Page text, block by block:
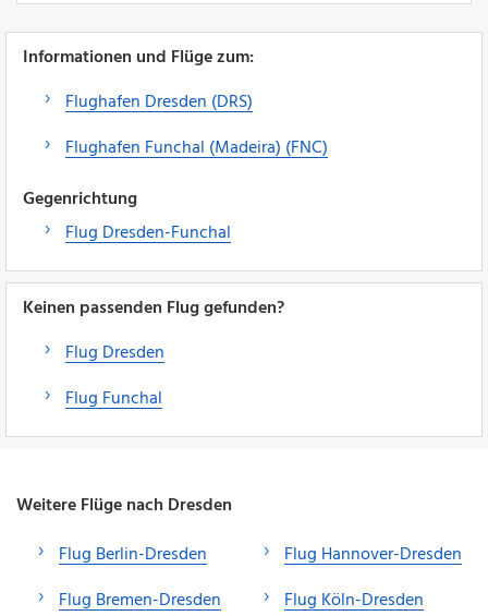
Informationen und Flüge zum:
Flughafen Dresden (DRS)
Flughafen Funchal (Madeira) (FNC)
Gegenrichtung
Flug Dresden-Funchal
Keinen passenden Flug gefunden?
Flug Dresden
Flug Funchal
Weitere Flüge nach Dresden
Flug Berlin-Dresden
Flug Bremen-Dresden
Flug Hannover-Dresden
Flug Köln-Dresden